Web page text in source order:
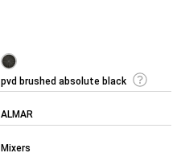
pvd brushed absolute black
ALMAR
Mixers